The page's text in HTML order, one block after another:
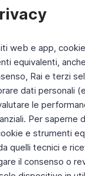
web e app,
equivalenti,
Rai e terzi
dati personali
le
Per saperne
e strumenti
quelli tecnici e
il consenso o
Fai di